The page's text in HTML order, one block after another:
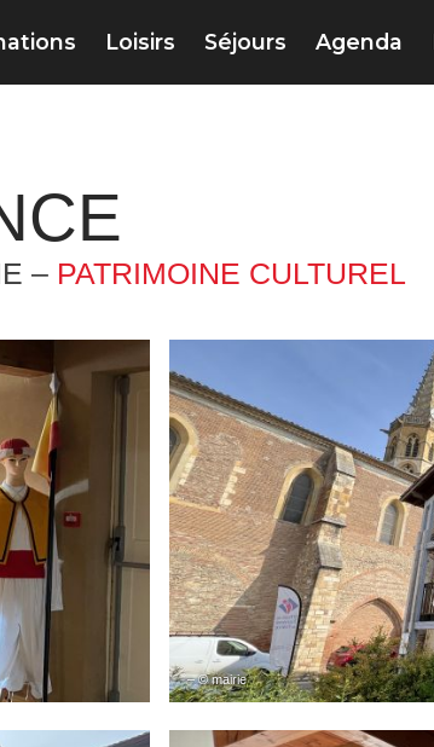
Loisirs Séjours Agenda
– PATRIMOINE CULTUREL
– © mairie